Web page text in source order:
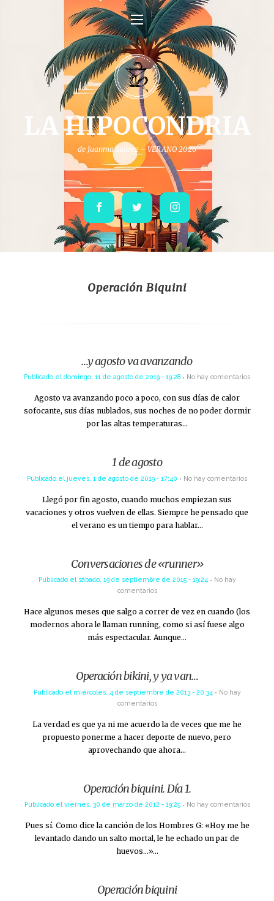
LA HIPOCONDRIA
de Juanma Suárez – VERANO 2026
Facebook Twitter Instagram
Operación Biquini
…y agosto va avanzando
Publicado el domingo, 11 de agosto de 2019 - 19:28 No hay comentarios
Agosto va avanzando poco a poco, con sus días de calor
sofocante, sus días nublados, sus noches de no poder dormir
por las altas temperaturas…
1 de agosto
Publicado el jueves, 1 de agosto de 2019 - 17:40 No hay comentarios
Llegó por fin agosto, cuando muchos empiezan sus
vacaciones y otros vuelven de ellas. Siempre he pensado que
el verano es un tiempo para hablar…
Conversaciones de «runner»
Publicado el sábado, 19 de septiembre de 2015 - 19:24
No hay
comentarios
Hace algunos meses que salgo a correr de vez en cuando (los
modernos ahora le llaman running, como si así fuese algo
más espectacular. Aunque…
Operación bikini, y ya van…
Publicado el miércoles, 4 de septiembre de 2013 - 20:34
No hay
comentarios
La verdad es que ya ni me acuerdo la de veces que me he
propuesto ponerme a hacer deporte de nuevo, pero
aprovechando que ahora…
Operación biquini. Día 1.
Publicado el viernes, 30 de marzo de 2012 - 19:25 No hay comentarios
Pues sí. Como dice la canción de los Hombres G: «Hoy me he
levantado dando un salto mortal, le he echado un par de
huevos…»…
Operación biquini